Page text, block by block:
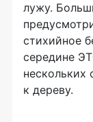
лужу.
стихийное
середине
нескольких
к дереву.